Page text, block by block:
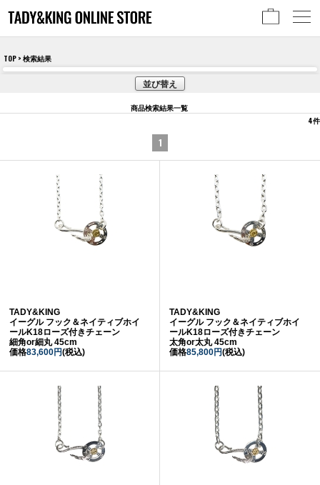
TOP > 検索結果
並び替え
商品検索結果一覧
4件
1
TADY&KING
イーグル フック＆ネイティブホイ
ールK18ローズ付きチェーン
細角or細丸 45cm
価格83,600円(税込)
TADY&KING
イーグル フック＆ネイティブホイ
ールK18ローズ付きチェーン
太角or太丸 45cm
価格85,800円(税込)